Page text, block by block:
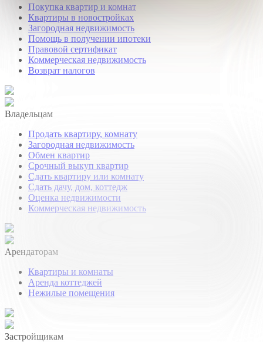
Покупка квартир и комнат
Квартиры в новостройках
Загородная недвижимость
Помощь в получении ипотеки
Правовой сертификат
Коммерческая недвижимость
Возврат налогов
Владельцам
Продать квартиру, комнату
Загородная недвижимость
Обмен квартир
Срочный выкуп квартир
Сдать квартиру или комнату
Сдать дачу, дом, коттедж
Оценка недвижимости
Коммерческая недвижимость
Арендаторам
Квартиры и комнаты
Аренда коттеджей
Нежилые помещения
Застройщикам